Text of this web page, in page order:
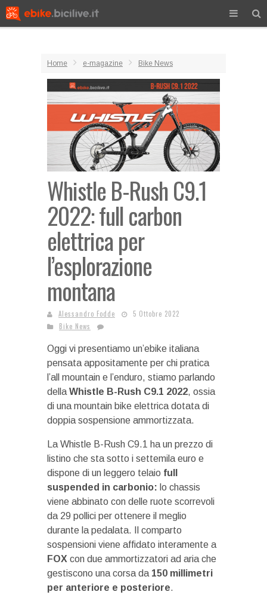
Home e-magazine Bike News
Whistle B-Rush C9.1
2022: full carbon
elettrica per
l’esplorazione
montana
Alessandro Fodde
5 Ottobre 2022
Bike News
Oggi vi presentiamo un’ebike italiana
pensata appositamente per chi pratica
l’all mountain e l’enduro, stiamo parlando
della Whistle B-Rush C9.1 2022, ossia
di una mountain bike elettrica dotata di
doppia sospensione ammortizzata.
La Whistle B-Rush C9.1 ha un prezzo di
listino che sta sotto i settemila euro e
dispone di un leggero telaio full
suspended in carbonio: lo chassis
viene abbinato con delle ruote scorrevoli
da 29 pollici per ottenere il meglio
durante la pedalata. Il comparto
sospensioni viene affidato interamente a
FOX con due ammortizzatori ad aria che
gestiscono una corsa da 150 millimetri
per anteriore e posteriore.